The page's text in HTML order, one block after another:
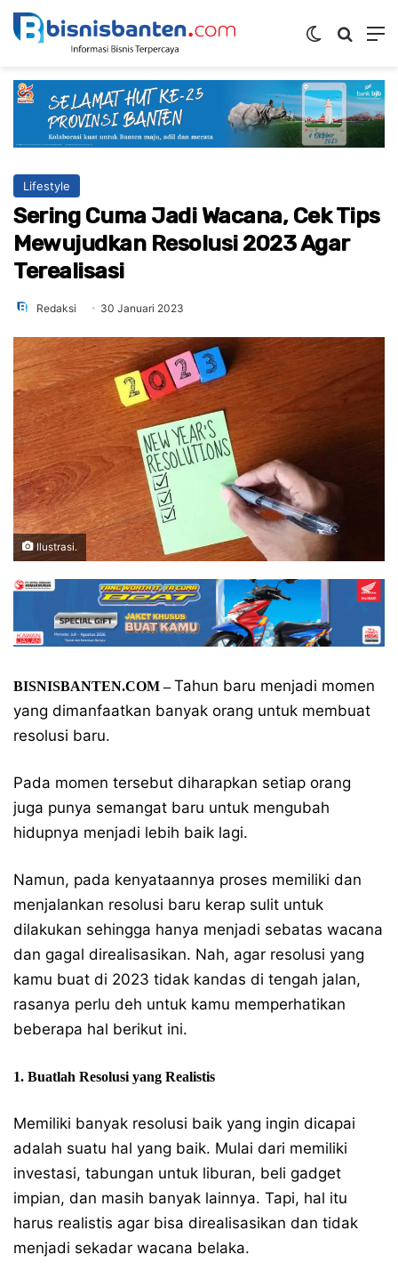
Switch skin
Lifestyle
Sering Cuma Jadi Wacana, Cek Tips
Mewujudkan Resolusi 2023 Agar
Terealisasi
Redaksi 30 Januari 2023
Ilustrasi.
BISNISBANTEN.COM –Tahun baru menjadi momen
yang dimanfaatkan banyak orang untuk membuat
resolusi baru.
Pada momen tersebut diharapkan setiap orang
juga punya semangat baru untuk mengubah
hidupnya menjadi lebih baik lagi.
Namun, pada kenyataannya proses memiliki dan
menjalankan resolusi baru kerap sulit untuk
dilakukan sehingga hanya menjadi sebatas wacana
dan gagal direalisasikan. Nah, agar resolusi yang
kamu buat di 2023 tidak kandas di tengah jalan,
rasanya perlu deh untuk kamu memperhatikan
beberapa hal berikut ini.
1. Buatlah Resolusi yang Realistis
Memiliki banyak resolusi baik yang ingin dicapai
adalah suatu hal yang baik. Mulai dari memiliki
investasi, tabungan untuk liburan, beli gadget
impian, dan masih banyak lainnya. Tapi, hal itu
harus realistis agar bisa direalisasikan dan tidak
menjadi sekadar wacana belaka.